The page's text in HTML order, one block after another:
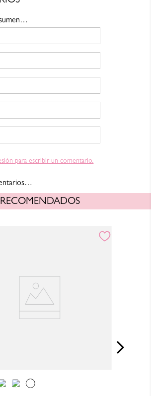
Acid, Methicone, Tocopheryl Acetate,
Pca, Tocopherol, Lecithin, Dimethicone/Peg-
C24-28 Alkyl Methicone, Dimethicone Silylate,
Zinc Stearate, Sodium Chloride,
7, Magnesium Aluminum Silicate, Dextrin,
Glycol, Bht, Disodium Edta, Sodium
Sodium Dehydroacetate, Sodium
[+/- Titanium Dioxide (Ci 77891), Iron
para escribir un comentario.
RECOMENDADOS